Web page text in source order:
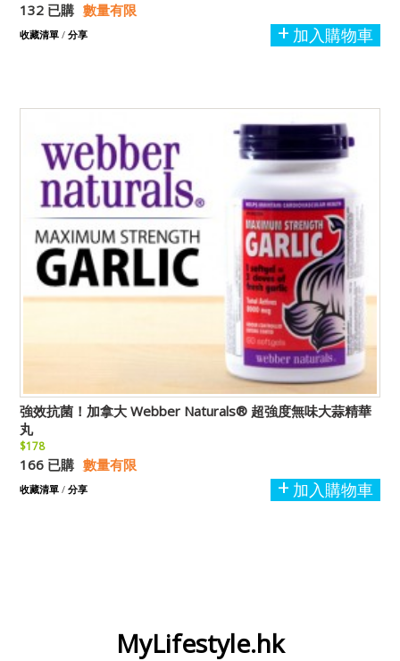
132 已購 數量有限
加入購物車
收藏清單 / 分享
強效抗菌！加拿大 Webber Naturals® 超強度無味大蒜精華
丸
$178
166 已購 數量有限
加入購物車
收藏清單 / 分享
MyLifestyle.hk